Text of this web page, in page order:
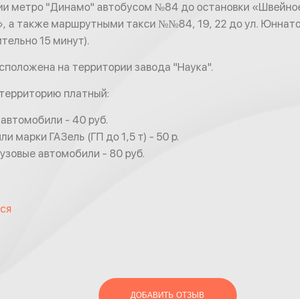
метро "Динамо" автобусом №84 до остановки
а также маршрутными такси №№84, 19, 22 до ул.
15 минут).
на территории завода "Наука".
платный:
- 40 руб.
марки ГАЗель (ГП до 1,5 т) - 50 р.
автомобили - 80 руб.
ДОБАВИТЬ ОТЗЫВ